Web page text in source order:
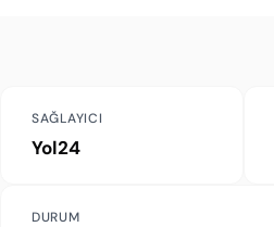
SAĞLAYICI
Yol24
DURUM